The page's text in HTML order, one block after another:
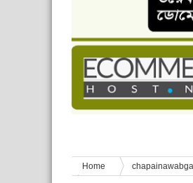
বাংলাদেশ
পানি সংকট,
ঈদের শুভেচ্ছা
শিশু সুরক্ষা
Home
প্রসব